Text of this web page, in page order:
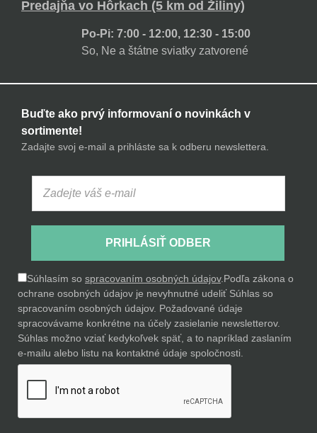
Predajňa vo Hôrkach (5 km od Žiliny)
Po-Pi: 7:00 - 12:00, 12:30 - 15:00
So, Ne a štátne sviatky zatvorené
Buďte ako prvý informovaní o novinkách v
sortimente!
Zadajte svoj e-mail a prihláste sa k odberu newslettera.
PRIHLÁSIŤ ODBER
Súhlasím so spracovaním osobných údajov.Podľa zákona o
ochrane osobných údajov je nevyhnutné udeliť Súhlas so
spracovaním osobných údajov. Požadované údaje
spracovávame konkrétne na účely zasielanie newsletterov.
Súhlas možno vziať kedykoľvek späť, a to napríklad zaslaním
e-mailu alebo listu na kontaktné údaje spoločnosti.